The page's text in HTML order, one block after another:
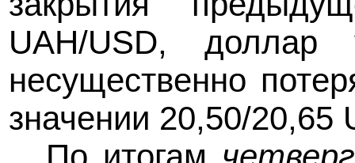
UAH/USD,
несущественно
значении 20,50/20,65